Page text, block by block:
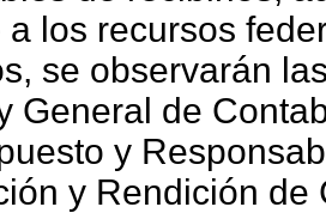
a los recursos
se observarán
General de
y
y Rendición